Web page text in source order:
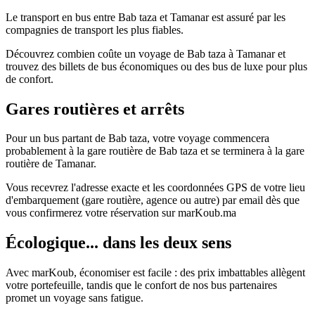
Le transport en bus entre Bab taza et Tamanar est assuré par les
compagnies de transport les plus fiables.
Découvrez combien coûte un voyage de Bab taza à Tamanar et
trouvez des billets de bus économiques ou des bus de luxe pour plus
de confort.
Gares routières et arrêts
Pour un bus partant de Bab taza, votre voyage commencera
probablement à la gare routière de Bab taza et se terminera à la gare
routière de Tamanar.
Vous recevrez l'adresse exacte et les coordonnées GPS de votre lieu
d'embarquement (gare routière, agence ou autre) par email dès que
vous confirmerez votre réservation sur marKoub.ma
Écologique... dans les deux sens
Avec marKoub, économiser est facile : des prix imbattables allègent
votre portefeuille, tandis que le confort de nos bus partenaires
promet un voyage sans fatigue.